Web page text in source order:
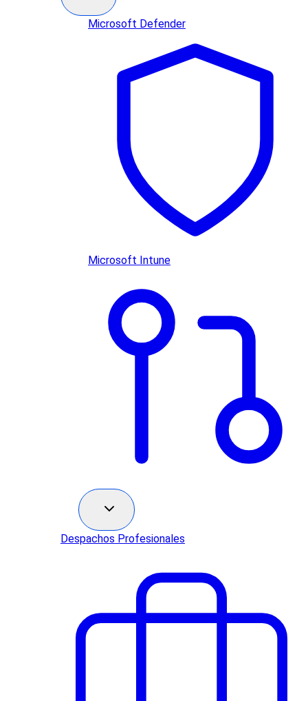
Microsoft Defender
Microsoft Intune
Despachos Profesionales